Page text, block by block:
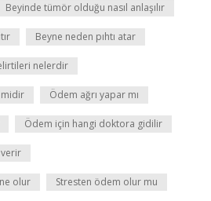
Beyinde tümör olduğu nasıl anlaşılır
Beyne neden pıhtı atar
nelerdir
midir Ödem ağrı yapar mı
Ödem için hangi doktora gidilir
verir
olur Stresten ödem olur mu